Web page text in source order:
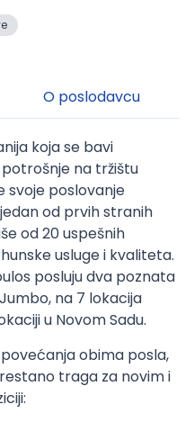
O poslodavcu
koja se bavi
na tržištu
svoje poslovanje
od prvih stranih
od 20 uspešnih
usluge i kvaliteta.
posluju dva poznata
na 7 lokacija
u Novom Sadu.
obima posla,
traga za novim i